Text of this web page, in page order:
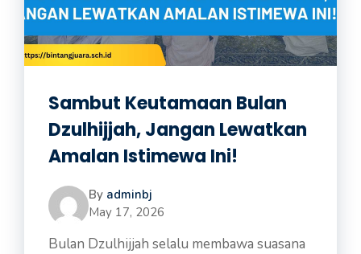
Sambut Keutamaan Bulan
Dzulhijjah, Jangan Lewatkan
Amalan Istimewa Ini!
By adminbj
May 17, 2026
Bulan Dzulhijjah selalu membawa suasana